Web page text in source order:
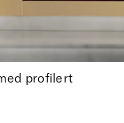
profilert